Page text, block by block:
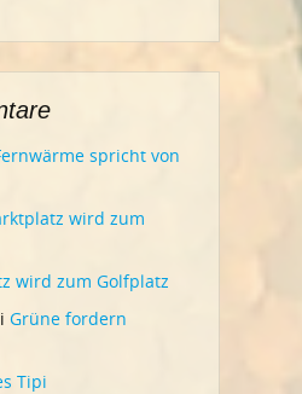
spricht von
wird zum
wird zum Golfplatz
Grüne fordern
Tipi